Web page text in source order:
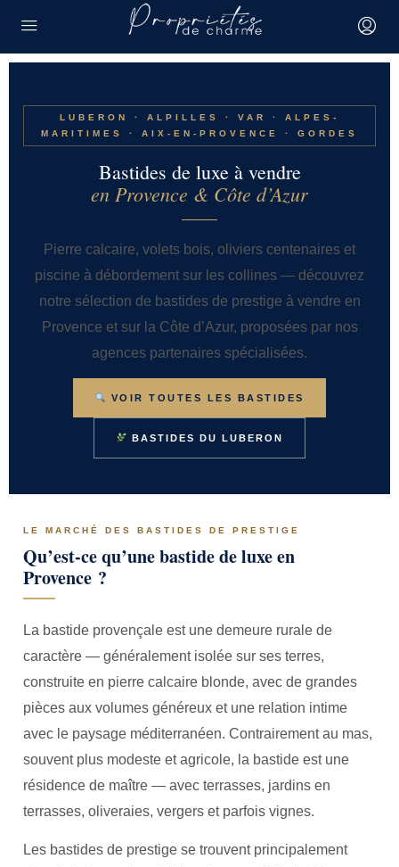
LUBERON · ALPILLES · VAR · ALPES-
MARITIMES · AIX-EN-PROVENCE · GORDES
Bastides de luxe à vendre
en Provence & Côte d’Azur
Pierre calcaire, volets bois, oliviers centenaires et
piscine à débordement sur les collines — découvrez
notre sélection de bastides de prestige à vendre en
Provence et sur la Côte d’Azur, proposées par nos
agences partenaires spécialisées.
VOIR TOUTES LES BASTIDES
BASTIDES DU LUBERON
LE MARCHÉ DES BASTIDES DE PRESTIGE
Qu’est-ce qu’une bastide de luxe en
Provence ?
La bastide provençale est une demeure rurale de
caractère — généralement isolée sur ses terres,
construite en pierre calcaire blonde, avec de grandes
pièces aux volumes généreux et une relation intime
avec le paysage méditerranéen. Contrairement au mas,
souvent plus modeste et agricole, la bastide est une
résidence de maître — avec terrasses, jardins en
terrasses, oliveraies, vergers et parfois vignes.
Les bastides de prestige se trouvent principalement